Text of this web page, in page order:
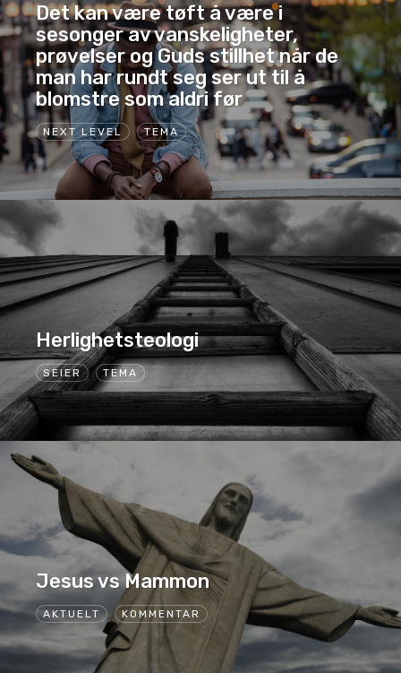
NEXT LEVEL TEMA
Det kan være tøft å være i
sesonger av vanskeligheter,
prøvelser og Guds stillhet når de
man har rundt seg ser ut til å
blomstre som aldri før
SEIER TEMA
Herlighetsteologi
AKTUELT KOMMENTAR
Jesus vs Mammon